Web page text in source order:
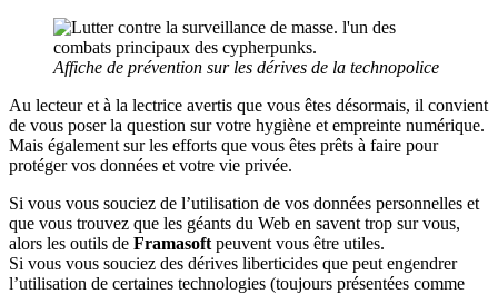
Affiche de prévention sur les dérives de la technopolice
Au lecteur et à la lectrice avertis que vous êtes désormais, il convient
de vous poser la question sur votre hygiène et empreinte numérique.
Mais également sur les efforts que vous êtes prêts à faire pour
protéger vos données et votre vie privée.
Si vous vous souciez de l’utilisation de vos données personnelles et
que vous trouvez que les géants du Web en savent trop sur vous,
alors les outils de Framasoft peuvent vous être utiles.
Si vous vous souciez des dérives liberticides que peut engendrer
l’utilisation de certaines technologies (toujours présentées comme